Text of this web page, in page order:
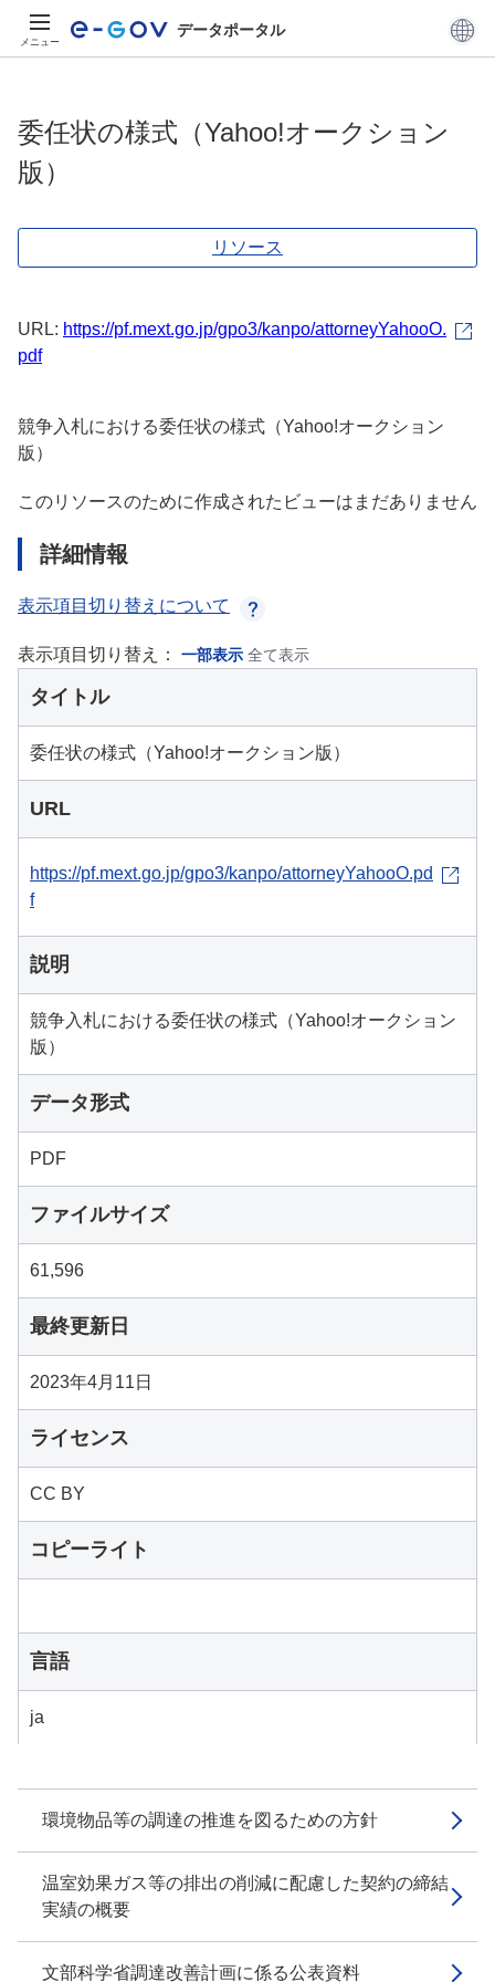
メニュー
データポータル
環境物品等の調達の推進を図るための方針
温室効果ガス等の排出の削減に配慮した契約の締結
実績の概要
文部科学省調達改善計画に係る公表資料
委任状の様式（Yahoo!オークション
版）
リソース
URL: https://pf.mext.go.jp/gpo3/kanpo/attorneyYahooO.
pdf
競争入札における委任状の様式（Yahoo!オークション
版）
このリソースのために作成されたビューはまだありません
詳細情報
表示項目切り替えについて
表示項目切り替え： 一部表示 全て表示
タイトル
委任状の様式（Yahoo!オークション版）
URL
https://pf.mext.go.jp/gpo3/kanpo/attorneyYahooO.pd
f
説明
競争入札における委任状の様式（Yahoo!オークション
版）
データ形式
PDF
ファイルサイズ
61,596
最終更新日
2023年4月11日
ライセンス
CC BY
コピーライト
言語
ja